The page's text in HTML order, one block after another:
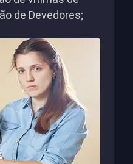
de Devedores;